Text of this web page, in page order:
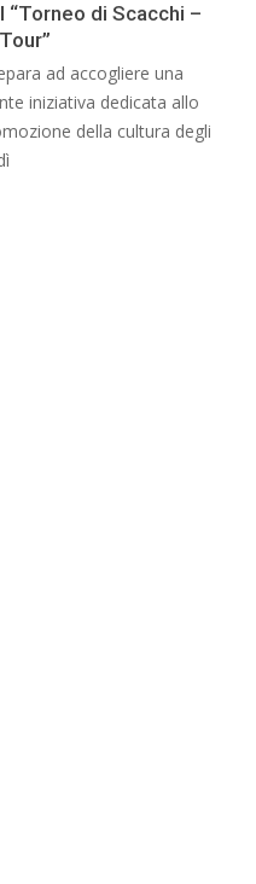
“Torneo di Scacchi –
ad accogliere una
iniziativa dedicata allo
della cultura degli